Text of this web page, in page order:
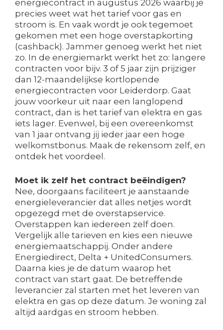
energiecontract in augustus 2026 waarbij je
precies weet wat het tarief voor gas en
stroom is. En vaak wordt je ook tegemoet
gekomen met een hoge overstapkorting
(cashback). Jammer genoeg werkt het niet
zo. In de energiemarkt werkt het zo: langere
contracten voor bijv. 3 of 5 jaar zijn prijziger
dan 12-maandelijkse kortlopende
energiecontracten voor Leiderdorp. Gaat
jouw voorkeur uit naar een langlopend
contract, dan is het tarief van elektra en gas
iets lager. Evenwel, bij een overeenkomst
van 1 jaar ontvang jij ieder jaar een hoge
welkomstbonus. Maak de rekensom zelf, en
ontdek het voordeel.
Moet ik zelf het contract beëindigen?
Nee, doorgaans faciliteert je aanstaande
energieleverancier dat alles netjes wordt
opgezegd met de overstapservice.
Overstappen kan iedereen zelf doen.
Vergelijk alle tarieven en kies een nieuwe
energiemaatschappij. Onder andere
Energiedirect, Delta + UnitedConsumers.
Daarna kies je de datum waarop het
contract van start gaat. De betreffende
leverancier zal starten met het leveren van
elektra en gas op deze datum. Je woning zal
altijd aardgas en stroom hebben.